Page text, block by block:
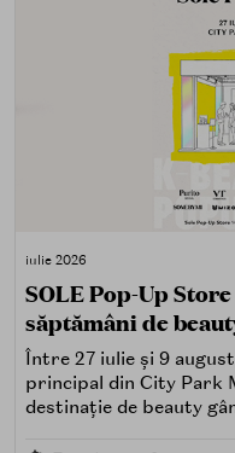
iulie 2026
SOLE Pop-Up
săptămâni de
Între 27 iulie și 9
principal din City Park
destinație de beauty